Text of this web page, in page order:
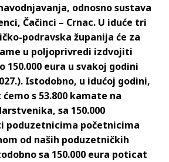
odnosno sustava
Čačinci – Crnac. U iduće tri
podravska županija će za
u poljoprivredi izdvojiti
150.000 eura u svakoj godini
Istodobno, u idućoj godini,
s 53.800 kamate na
sa 150.000
poduzetnicima početnicima
od naših poduzetničkih
sa 150.000 eura poticat